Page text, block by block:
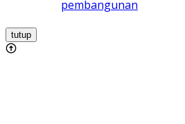
pembangunan
tutup